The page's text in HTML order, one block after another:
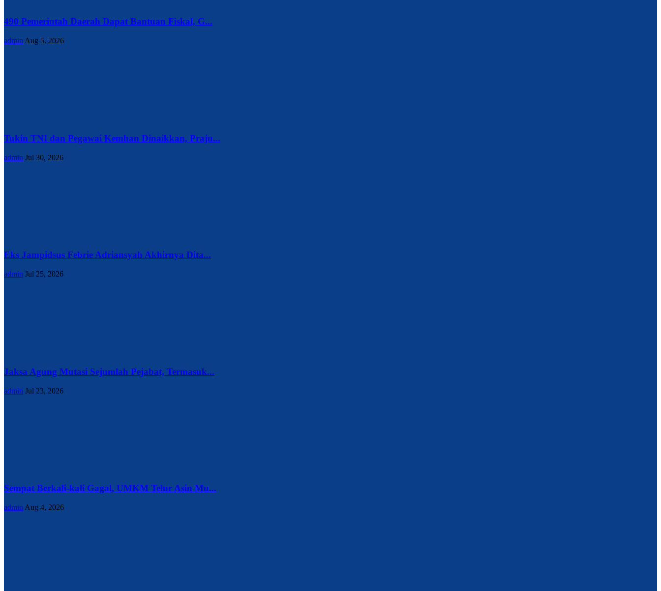
490 Pemerintah Daerah Dapat Bantuan Fiskal, G...
admin Aug 5, 2026
Tukin TNI dan Pegawai Kemhan Dinaikkan, Praju...
admin Jul 30, 2026
Eks Jampidsus Febrie Adriansyah Akhirnya Dita...
admin Jul 25, 2026
Jaksa Agung Mutasi Sejumlah Pejabat, Termasuk...
admin Jul 23, 2026
Sempat Berkali-kali Gagal, UMKM Telur Asin Mu...
admin Aug 4, 2026